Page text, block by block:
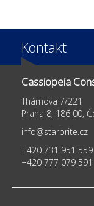
Kontakt
Cassiopeia
Thámova 7/221
Praha 8, 186 00,
info@starbrite.cz
+420 731 951 559
+420 777 079 591